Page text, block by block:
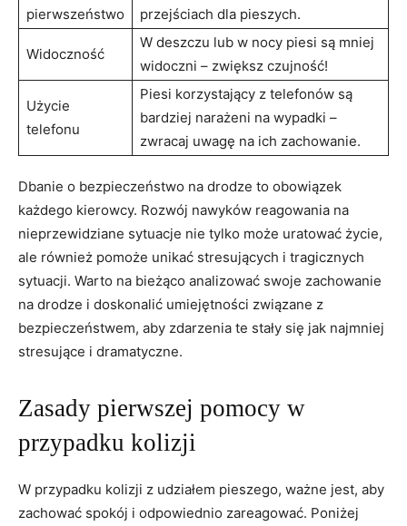
pierwszeństwo
przejściach dla pieszych.
Widoczność
W deszczu lub w nocy piesi są mniej
widoczni – zwiększ czujność!
Użycie
telefonu
Piesi korzystający z telefonów są
bardziej narażeni na wypadki –
zwracaj uwagę na ich zachowanie.
Dbanie o bezpieczeństwo na drodze to obowiązek
każdego kierowcy. Rozwój nawyków reagowania na
nieprzewidziane sytuacje nie tylko może uratować życie,
ale również pomoże unikać stresujących i tragicznych
sytuacji. Warto na bieżąco analizować swoje zachowanie
na drodze i doskonalić umiejętności związane z
bezpieczeństwem, aby zdarzenia te stały się jak najmniej
stresujące i dramatyczne.
Zasady pierwszej pomocy w
przypadku kolizji
W przypadku kolizji z udziałem pieszego, ważne jest, aby
zachować spokój i odpowiednio zareagować. Poniżej